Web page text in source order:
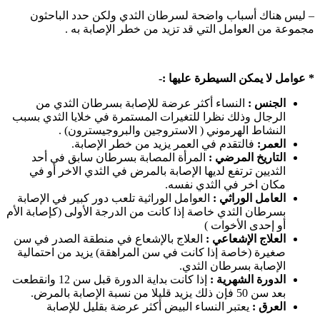
– ليس هناك أسباب واضحة لسرطان الثدي ولكن حدد الباحثون
مجموعة من العوامل التي قد تزيد من خطر الإصابة به .
* عوامل لا يمكن السيطرة عليها :-
الجنس : النساء أكثر عرضة للإصابة بسرطان الثدي من
الرجال وذلك نظرا للتغيرات المستمرة في خلايا الثدي بسبب
النشاط الهرموني ( الاستروجين والبروجيسترون) .
العمر: فالتقدم في العمر يزيد من خطر الإصابة.
التاريخ المرضي : المرأة المصابة بسرطان سابق في أحد
الثديين ترتفع لديها الإصابة بالمرض في الثدي الاخر أو في
مكان اخر في الثدي نفسه.
العامل الوراثي : العوامل الوراثية تلعب دور كبير في الإصابة
بسرطان الثدي خاصة إذا كانت من الدرجة الأولى (كإصابة الأم
أو إحدى الأخوات )
العلاج الإشعاعي : العلاج بالإشعاع في منطقة الصدر في سن
صغيرة (خاصة إذا كانت في سن المراهقة) يزيد من احتمالية
الإصابة بسرطان الثدي.
الدورة الشهرية :
إذا كانت بداية الدورة قبل سن 12 وانقطعت
بعد سن 50 فإن ذلك يزيد قليلا من نسبة الإصابة بالمرض.
العرق : يعتبر النساء البيض أكثر عرضة بقليل للإصابة